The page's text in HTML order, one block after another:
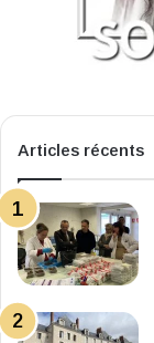
Articles récents